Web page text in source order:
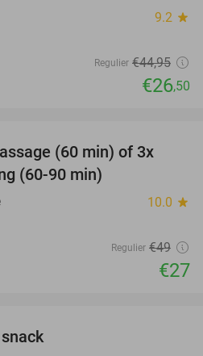
9.2 star
Regulier €44,95
€26,50
45%
(60 min) of 3x
(60-90 min)
10.0 star
Regulier €49
€27